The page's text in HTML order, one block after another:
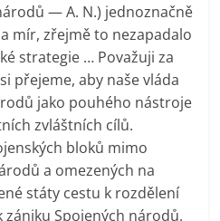
— A. N.) jednoznačně
mír, zřejmě to nezapadalo
strategie … Považuji za
přejeme, aby naše vláda
jako pouhého nástroje
zvláštních cílů.
bloků mimo
a omezených na
státy cestu k rozdělení
zániku Spojených národů.